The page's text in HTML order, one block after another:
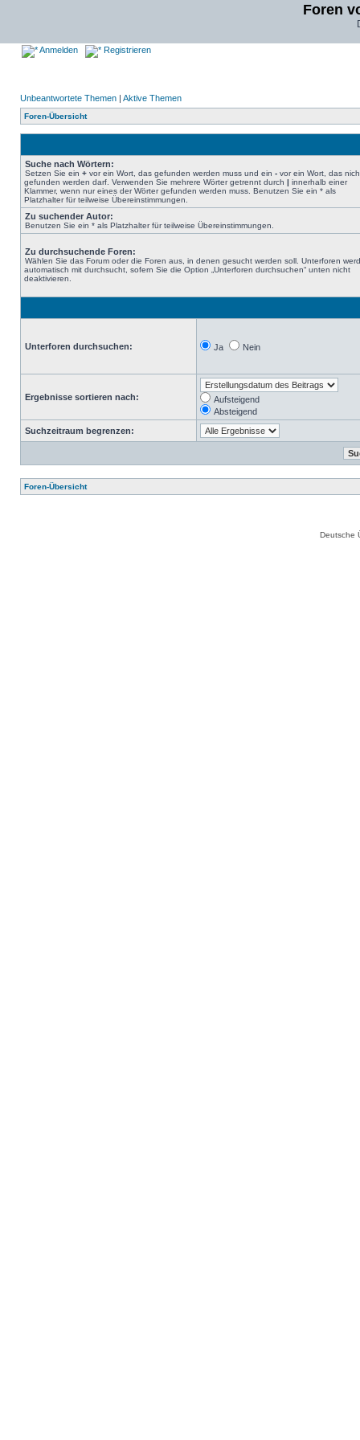
Foren
Anmelden Registrieren
Unbeantwortete Themen | Aktive Themen
Foren-Übersicht
Suche nach Wörtern:
Setzen Sie ein + vor ein Wort, das gefunden werden muss und ein - vor ein Wort, das
gefunden werden darf. Verwenden Sie mehrere Wörter getrennt durch | innerhalb einer
Klammer, wenn nur eines der Wörter gefunden werden muss. Benutzen Sie ein * als
Platzhalter für teilweise Übereinstimmungen.
Zu suchender Autor:
Benutzen Sie ein * als Platzhalter für teilweise Übereinstimmungen.
Zu durchsuchende Foren:
Wählen Sie das Forum oder die Foren aus, in denen gesucht werden soll. Unterforen
automatisch mit durchsucht, sofern Sie die Option „Unterforen durchsuchen“ unten nicht
deaktivieren.
Unterforen durchsuchen: Ja Nein
Ergebnisse sortieren nach:
Aufsteigend
Absteigend
Suchzeitraum begrenzen:
Foren-Übersicht
Deutsche